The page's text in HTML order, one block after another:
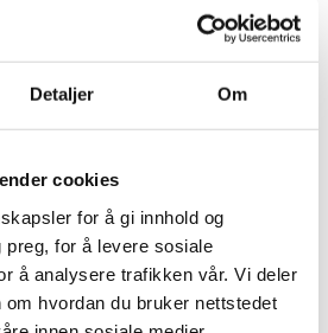
Detaljer Om
cookies
for å gi innhold og
preg, for å levere sosiale
å analysere trafikken vår. Vi deler
hvordan du bruker nettstedet
erklært at de vil satse på
nå en politikk som
gjør at utslippene ikke
til utlandet. Resultatet er
tap av skatteinntekter og
trenger en mer helhetlig og
Vorren.